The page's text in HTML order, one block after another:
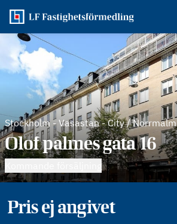
Stockholm -Vasastan - City / Norrmalm
Olof palmes gata 16
Pris ej angivet